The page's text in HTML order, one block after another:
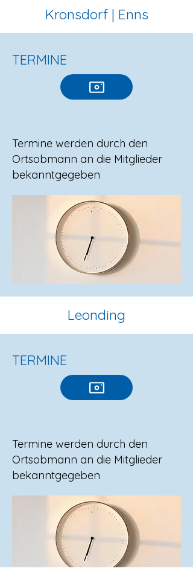
Kronsdorf | Enns
TERMINE
Termine werden durch den
Ortsobmann an die Mitglieder
bekanntgegeben
Leonding
TERMINE
Termine werden durch den
Ortsobmann an die Mitglieder
bekanntgegeben